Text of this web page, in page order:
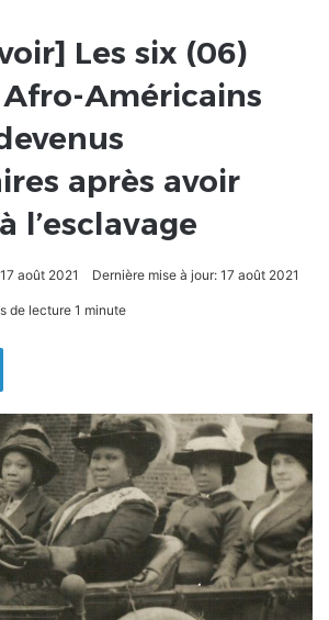
Les six (06)
Américains
après avoir
l’esclavage
17 août 2021 Dernière mise à jour: 17 août 2021
de lecture 1 minute
Linkedin